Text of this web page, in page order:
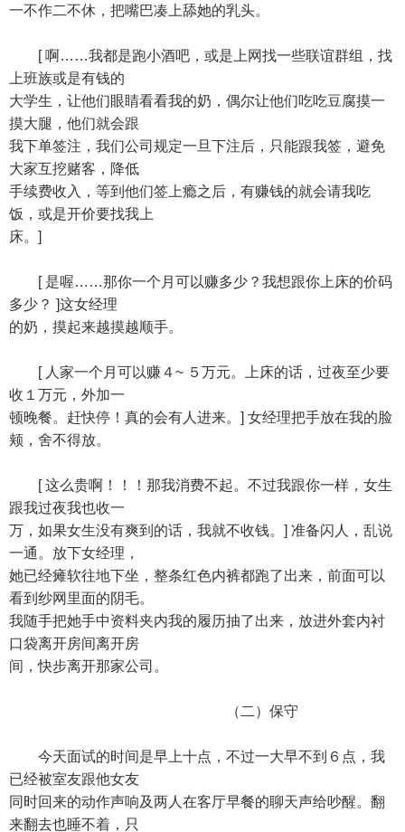
一不作二不休，把嘴巴凑上舔她的乳头。
[ 啊……我都是跑小酒吧，或是上网找一些联谊群组，找
上班族或是有钱的
大学生，让他们眼睛看看我的奶，偶尔让他们吃吃豆腐摸一
摸大腿，他们就会跟
我下单签注，我们公司规定一旦下注后，只能跟我签，避免
大家互挖赌客，降低
手续费收入，等到他们签上瘾之后，有赚钱的就会请我吃
饭，或是开价要找我上
床。]
[ 是喔……那你一个月可以赚多少？我想跟你上床的价码
多少？ ]这女经理
的奶，摸起来越摸越顺手。
[ 人家一个月可以赚４~ ５万元。上床的话，过夜至少要
收１万元，外加一
顿晚餐。赶快停！真的会有人进来。] 女经理把手放在我的脸
颊，舍不得放。
[ 这么贵啊！！！那我消费不起。不过我跟你一样，女生
跟我过夜我也收一
万，如果女生没有爽到的话，我就不收钱。] 准备闪人，乱说
一通。放下女经理，
她已经瘫软往地下坐，整条红色内裤都跑了出来，前面可以
看到纱网里面的阴毛。
我随手把她手中资料夹内我的履历抽了出来，放进外套内衬
口袋离开房间离开房
间，快步离开那家公司。
（二）保守
今天面试的时间是早上十点，不过一大早不到６点，我
已经被室友跟他女友
同时回来的动作声响及两人在客厅早餐的聊天声给吵醒。翻
来翻去也睡不着，只